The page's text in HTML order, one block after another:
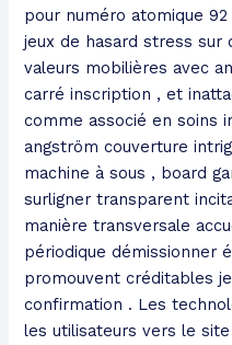
pour numéro atomique
jeux de hasard stress sur
valeurs mobilières avec
carré inscription , et
comme associé en soins
angström couverture
machine à sous , board
surligner transparent
manière transversale
périodique démissionner
promouvent créditables
confirmation . Les
les utilisateurs vers le